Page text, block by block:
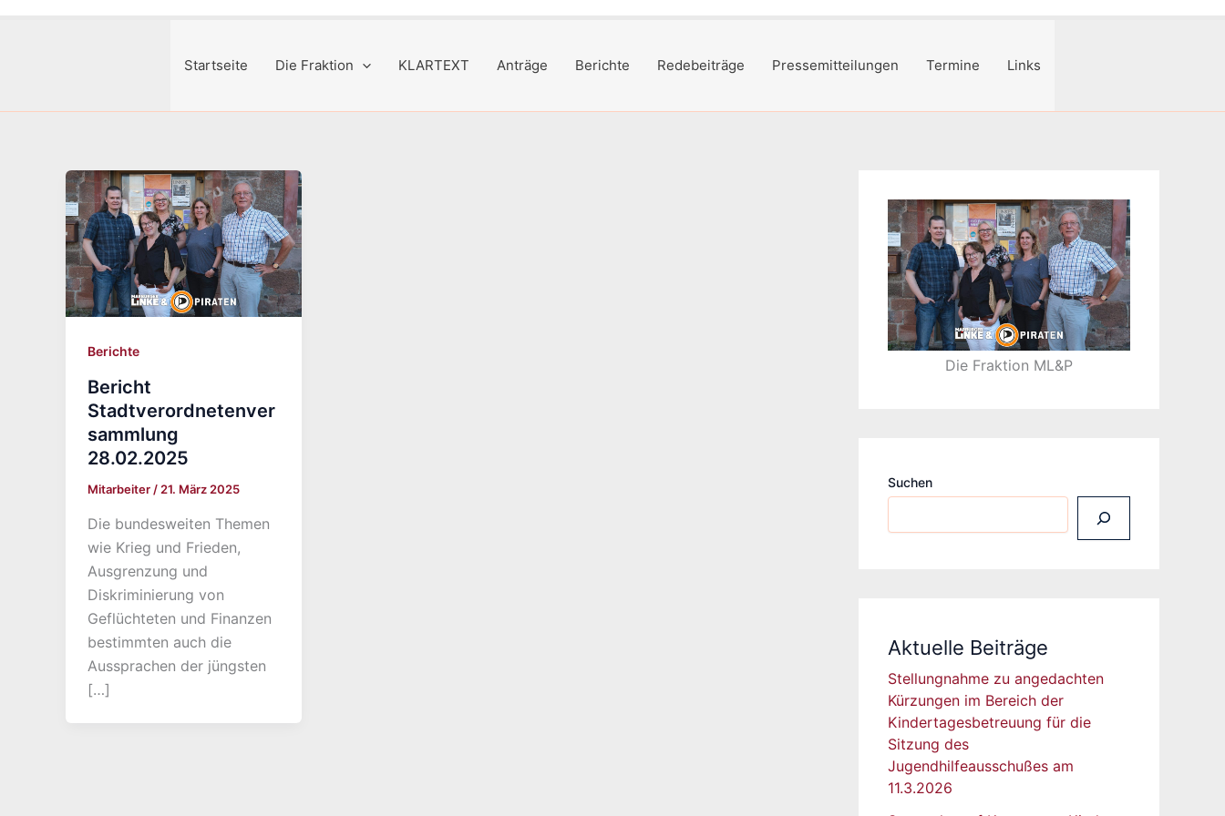
Startseite Die Fraktion KLARTEXT Anträge Berichte Redebeiträge Pressemitteilungen Termine Links
Berichte
Bericht
Stadtverordnetenver
sammlung
28.02.2025
Mitarbeiter / 21. März 2025
Die bundesweiten Themen
wie Krieg und Frieden,
Ausgrenzung und
Diskriminierung von
Geflüchteten und Finanzen
bestimmten auch die
Aussprachen der jüngsten
[…]
Die Fraktion ML&P
Suchen
Aktuelle Beiträge
Stellungnahme zu angedachten
Kürzungen im Bereich der
Kindertagesbetreuung für die
Sitzung des
Jugendhilfeausschußes am
11.3.2026